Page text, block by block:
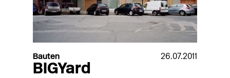
Bauten 26.07.2011
BIGYard